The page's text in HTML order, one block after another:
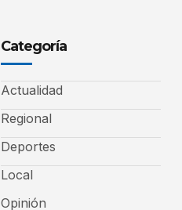
Categoría
Actualidad
Regional
Deportes
Local
Opinión